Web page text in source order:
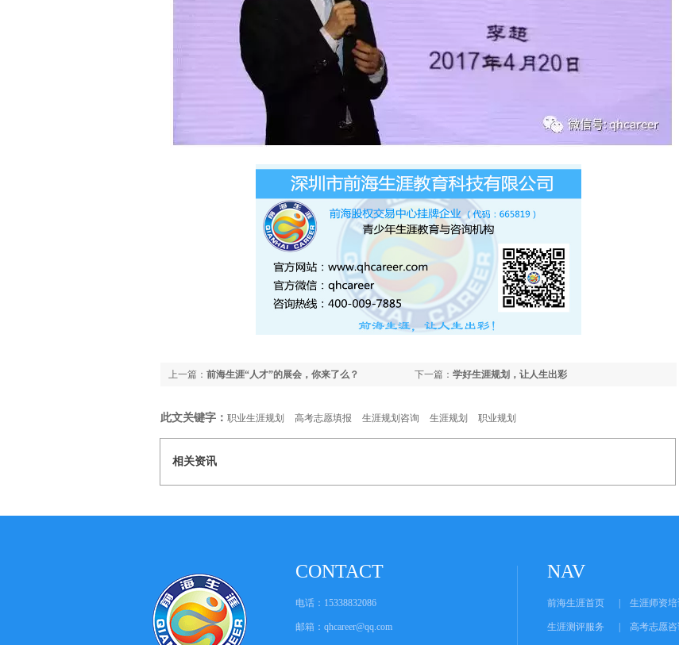
下一篇： 学好生涯规划，让人生出彩
上一篇： 前海生涯“人才”的展会，你来了么？
此文关键字： 职业生涯规划 高考志愿填报 生涯规划咨询 生涯规划 职业规划
相关资讯
CONTACT
电话：15338832086
邮箱： qhcareer@qq.com
NAV
前海生涯首页 生涯师资培
生涯测评服务 高考志愿咨